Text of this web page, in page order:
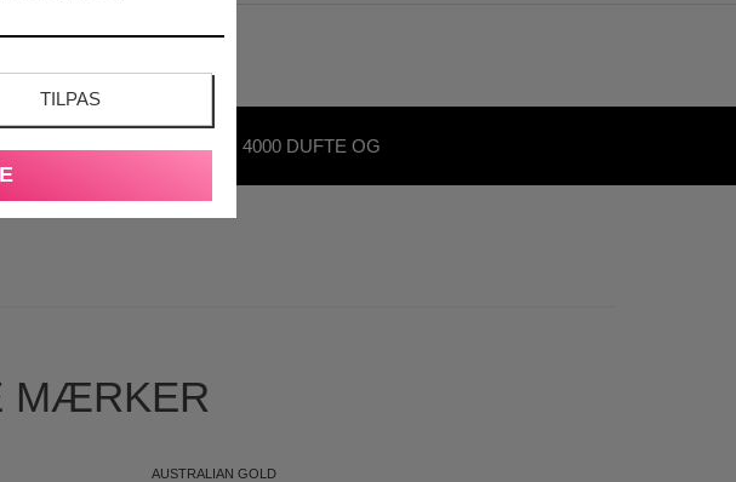
TILPAS
OVER 4000 DUFTE OG
SKØNHEDSPRODUKTER
MÆRKER
AUSTRALIAN GOLD